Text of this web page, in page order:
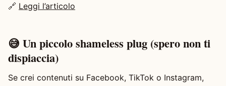
🔗 Leggi l’articolo
😅 Un piccolo shameless plug (spero non ti
dispiaccia)
Se crei contenuti su Facebook, TikTok o Instagram,